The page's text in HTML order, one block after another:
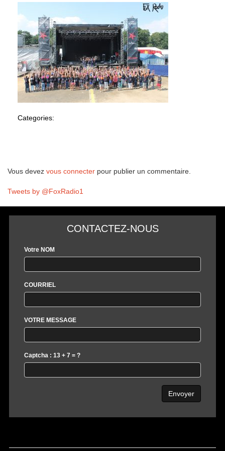
Categories:
Vous devez vous connecter pour publier un commentaire.
Tweets by @FoxRadio1
CONTACTEZ-NOUS
Votre NOM
COURRIEL
VOTRE MESSAGE
Captcha : 13 + 7 = ?
Envoyer